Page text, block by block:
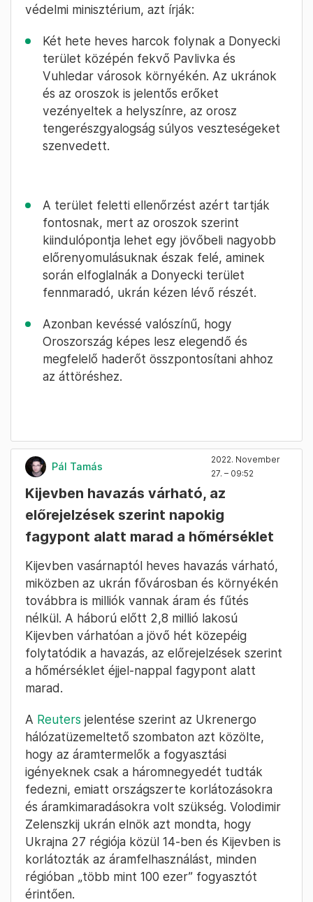
védelmi minisztérium, azt írják:
Két hete heves harcok folynak a Donyecki
terület középén fekvő Pavlivka és
Vuhledar városok környékén. Az ukránok
és az oroszok is jelentős erőket
vezényeltek a helyszínre, az orosz
tengerészgyalogság súlyos veszteségeket
szenvedett.
A terület feletti ellenőrzést azért tartják
fontosnak, mert az oroszok szerint
kiindulópontja lehet egy jövőbeli nagyobb
előrenyomulásuknak észak felé, aminek
során elfoglalnák a Donyecki terület
fennmaradó, ukrán kézen lévő részét.
Azonban kevéssé valószínű, hogy
Oroszország képes lesz elegendő és
megfelelő haderőt összpontosítani ahhoz
az áttöréshez.
Pál Tamás
2022. November
27. – 09:52
Kijevben havazás várható, az
előrejelzések szerint napokig
fagypont alatt marad a hőmérséklet
Kijevben vasárnaptól heves havazás várható,
miközben az ukrán fővárosban és környékén
továbbra is milliók vannak áram és fűtés
nélkül. A háború előtt 2,8 millió lakosú
Kijevben várhatóan a jövő hét közepéig
folytatódik a havazás, az előrejelzések szerint
a hőmérséklet éjjel-nappal fagypont alatt
marad.
A Reuters jelentése szerint az Ukrenergo
hálózatüzemeltető szombaton azt közölte,
hogy az áramtermelők a fogyasztási
igényeknek csak a háromnegyedét tudták
fedezni, emiatt országszerte korlátozásokra
és áramkimaradásokra volt szükség. Volodimir
Zelenszkij ukrán elnök azt mondta, hogy
Ukrajna 27 régiója közül 14-ben és Kijevben is
korlátozták az áramfelhasználást, minden
régióban „több mint 100 ezer” fogyasztót
érintően.